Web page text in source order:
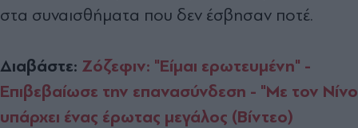
στα συναισθήματα που δεν έσβησαν ποτέ.
Διαβάστε: Ζόζεφιν: "Είμαι ερωτευμένη" -
Επιβεβαίωσε την επανασύνδεση - "Με τον Νίνο
υπάρχει ένας έρωτας μεγάλος (Βίντεο)